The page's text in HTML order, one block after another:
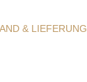
& LIEFERUNG